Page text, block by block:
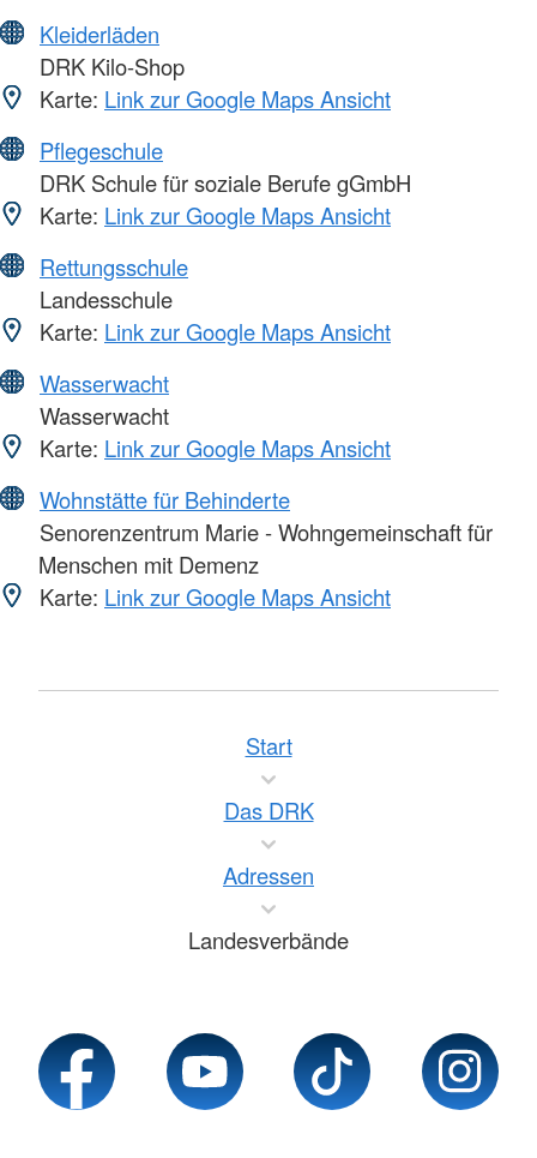
Kleiderläden
DRK Kilo-Shop
Karte: Link zur Google Maps Ansicht
Pflegeschule
DRK Schule für soziale Berufe gGmbH
Karte: Link zur Google Maps Ansicht
Rettungsschule
Landesschule
Karte: Link zur Google Maps Ansicht
Wasserwacht
Wasserwacht
Karte: Link zur Google Maps Ansicht
Wohnstätte für Behinderte
Senorenzentrum Marie - Wohngemeinschaft für
Menschen mit Demenz
Karte: Link zur Google Maps Ansicht
Start
Das DRK
Adressen
Landesverbände